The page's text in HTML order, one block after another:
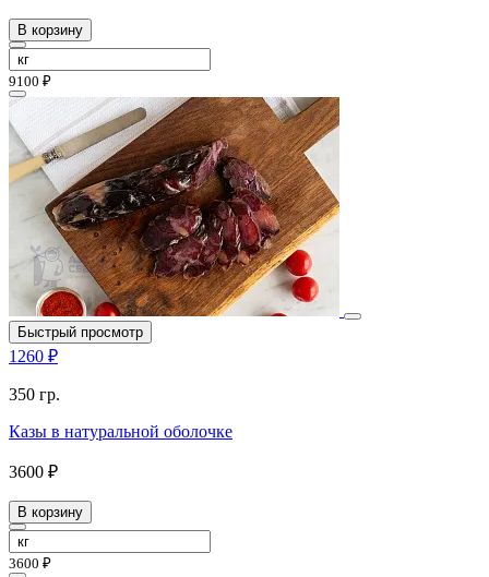
В корзину
9100 ₽
Быстрый просмотр
1260 ₽
350 гр.
Казы в натуральной оболочке
3600 ₽
В корзину
3600 ₽